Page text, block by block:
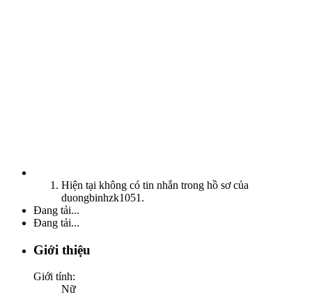
Hiện tại không có tin nhắn trong hồ sơ của
duongbinhzk1051.
Đang tải...
Đang tải...
Giới thiệu
Giới tính:
Nữ